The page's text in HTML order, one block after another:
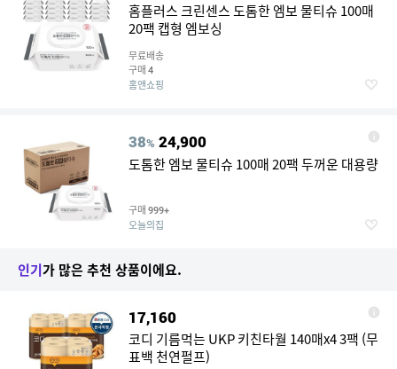
홈플러스 크린센스 도톰한 엠보 물티슈 100매
20팩 캡형 엠보싱
무료배송
구매 4
홈앤쇼핑
38% 24,900
도톰한 엠보 물티슈 100매 20팩 두꺼운 대용량
구매 999+
오늘의집
인기가 많은 추천 상품이에요.
17,160
코디 기름먹는 UKP 키친타월 140매x4 3팩 (무
표백 천연펄프)